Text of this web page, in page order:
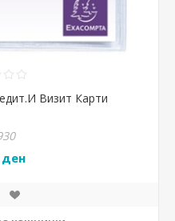
Визит Карти
ден